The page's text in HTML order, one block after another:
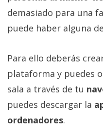
demasiado para una
puede haber alguna
Para ello deberás
plataforma y puedes
sala a través de tu
puedes descargar la
ordenadores.